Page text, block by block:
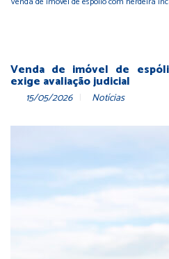
Venda de imóvel de
exige avaliação judicial
15/05/2026 Notícias